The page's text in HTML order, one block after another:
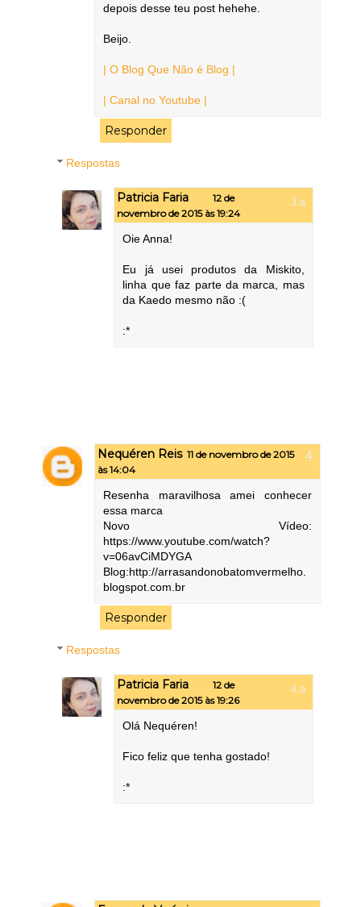
depois desse teu post hehehe.
Beijo.
| O Blog Que Não é Blog |
| Canal no Youtube |
Responder
Respostas
Patricia Faria
12 de
novembro de 2015 às 19:24
Oie Anna!
Eu já usei produtos da Miskito,
linha que faz parte da marca, mas
da Kaedo mesmo não :(
:*
Nequéren Reis 11 de novembro de 2015
às 14:04
Resenha maravilhosa amei conhecer
essa marca
Novo Vídeo:
https://www.youtube.com/watch?
v=06avCiMDYGA
Blog:http://arrasandonobatomvermelho.
blogspot.com.br
Responder
Respostas
Patricia Faria
12 de
novembro de 2015 às 19:26
Olá Nequéren!
Fico feliz que tenha gostado!
:*